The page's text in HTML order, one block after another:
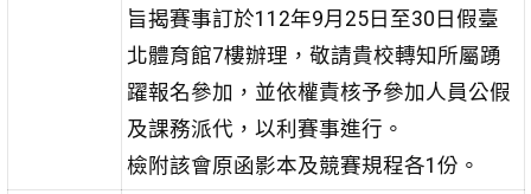
旨揭賽事訂於112年9月25日至30日假臺
北體育館7樓辦理，敬請貴校轉知所屬踴
躍報名參加，並依權責核予參加人員公假
及課務派代，以利賽事進行。
檢附該會原函影本及競賽規程各1份。